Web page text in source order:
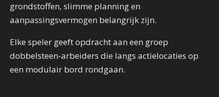
grondstoffen, slimme planning en
aanpassingsvermogen belangrijk zijn.
Elke speler geeft opdracht aan een groep
dobbelsteen-arbeiders die langs actielocaties op
een modulair bord rondgaan.